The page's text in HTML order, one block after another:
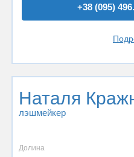
+38 (095)
Наталя
лэшмейкер
Долина